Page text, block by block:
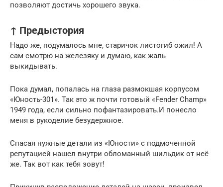
позволяют достичь хорошего звука.
↑ Предыстория
Надо же, подумалось мне, старичок листогиб ожил! А
сам смотрю на железяку и думаю, как жаль
выкидывать.
Пока думал, попалась на глаза размокшая корпусом
«Юность-301». Так это ж почти готовый «Fender Champ»
1949 года, если сильно пофантазировать.И понесло
меня в рукоделие безудержное.
Спасая нужные детали из «Юности» с подмоченной
репутацией нашел внутри обломанный шильдик от неё
же. Так вот как тебя зовут!